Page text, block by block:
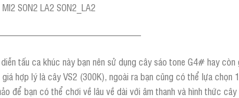
SON2 LA2 SON2_LA2
tấu ca khúc này bạn nên sử dụng cây sáo tone G4# hay
hợp lý là cây VS2 (300K), ngoài ra bạn cũng có thể lựa chọn
để bạn có thể chơi về lâu về dài với âm thanh và hình thức